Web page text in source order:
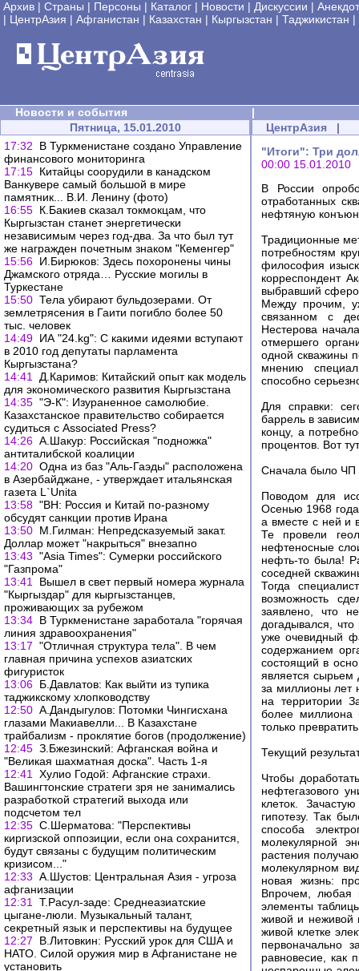
Архив | Страны | Персоны | Каталог | Новости | Дискуссии |
| ЦентрАзия | Афганистан | Казахстан | Кыргызстан | Таджикистан |
Новости и события
|
Пятница, 15.01.2010
17:32
В Туркменистане создано Управление
финансового мониторинга
17:15 Китайцы соорудили в канадском
Ванкувере самый большой в мире
памятник... В.И. Ленину (фото)
16:55 К.Бакиев сказал токмокцам, что
Кыргызстан станет энергетически
независимым через год-два. За что был тут
же награжден почетным знаком "Кеменгер"
15:56 И.Бирюков: Здесь похоронены чины
Джамского отряда… Русские могилы в
Туркестане
15:50 Тела убирают бульдозерами. От
землетрясения в Гаити погибло более 50
тыс. человек
14:49 ИА "24.kg": С какими идеями вступают
в 2010 год депутаты парламента
Кыргызстана?
14:41
Д.Каримов: Китайский опыт как модель
для экономического развития Кыргызстана
14:35 "Э-К": Изураненное самолюбие.
Казахстанское правительство собирается
судиться с Associated Press?
14:26 А.Шакур: Российская "подножка"
антиталибской коалиции
14:20 Одна из баз "Аль-Гаэды" расположена
в Азербайджане, - утверждает итальянская
газета L`Unitа
13:58 "ВН: Россия и Китай по-разному
обсудят санкции против Ирана
13:50 М.Гилман: Непредсказуемый закат.
Доллар может "накрыться" внезапно
13:43 "Asia Times": Сумерки российского
"Газпрома"
13:41
Вышел в свет первый номера журнала
"Кыргыздар" для кыргызстанцев,
проживающих за рубежом
13:34 В Туркменистане заработала "горячая
линия здравоохранения"
13:17 "Отличная структура тела". В чем
главная причина успехов азиатских
фигуристок
13:06 Б.Давлатов: Как выйти из тупика
таджикскому хлопководству
12:50 А.Дандыгулов: Потомки Чингисхана
глазами Макиавелли... В Казахстане
трайбализм - проклятие богов (продолжение)
12:45 З.Бжезинский: Афганская война и
"Великая шахматная доска". Часть 1-я
12:41
Хулио Годой: Афганские страхи.
Вашингтонские стратеги зря не занимались
разработкой стратегий выхода или
подсчетом тел
12:35 С.Шерматова: "Перспективы
киргизской оппозиции, если она сохранится,
будут связаны с будущим политическим
кризисом..."
12:33 А.Шустов: Центральная Азия - угроза
афганизации
12:31
Т.Расул-заде: Среднеазиатские
цыгане-люли. Музыкальный талант,
секретный язык и перспективы на будущее
12:27
В.Литовкин: Русский урок для США и
НАТО. Силой оружия мир в Афганистане не
установить
ЦентрАзия |
"Итоги": Три
00:00 15.01.2010
В России
отработанных
нефтяную
Традиционные
потребностям
философия
корреспондент
выбравший
Между прочим,
связанном с
Нестерова
отмершего
одной скважины
мнению
способно
Для справки:
баррель в
концу, а
процентов. Вот
Сначала было ЧП
Поводом для
Осенью 1968
а вместе с ней и
Те провели
нефтеносные
нефть-то была!
соседней
Тогда
возможность
заявлено, что
догадывался,
уже очевидный
содержанием
состоящий в
является сырьем
за миллионы лет
на территории
более миллиона
только
Текущий
Чтобы
нефтегазового
клеток.
гипотезу. Так
способа
молекулярной
растения
молекулярном
новая жизнь:
Впрочем, любая
элементы
живой и неживой
живой клетке
первоначально
равновесие, как